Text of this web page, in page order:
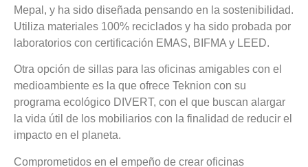
Mepal, y ha sido diseñada pensando en la sostenibilidad.
Utiliza materiales 100% reciclados y ha sido probada por
laboratorios con certificación EMAS, BIFMA y LEED.
Otra opción de sillas para las oficinas amigables con el
medioambiente es la que ofrece Teknion con su
programa ecológico DIVERT, con el que buscan alargar
la vida útil de los mobiliarios con la finalidad de reducir el
impacto en el planeta.
Comprometidos en el empeño de crear oficinas